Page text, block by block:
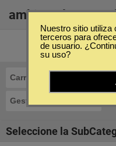
ambiental en
Carreras Universitarias
Gestión Ambiental
Seleccione la
Nuestro sitio utiliza
terceros para
de usuario.
su uso?